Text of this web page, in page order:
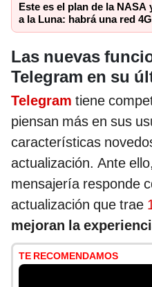
Este es el plan de la
a la Luna: habrá una red 4G
Las nuevas
Telegram en su
Telegram tiene
piensan más en sus
características
actualización. Ante
mensajería responde
actualización que trae
mejoran la
TE RECOMENDAMOS